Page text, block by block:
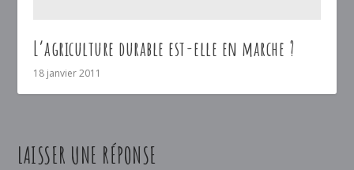
L’agriculture durable est-elle en marche ?
18 janvier 2011
LAISSER UNE RÉPONSE